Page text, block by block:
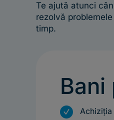
Te ajută atunci
rezolvă
timp.
m